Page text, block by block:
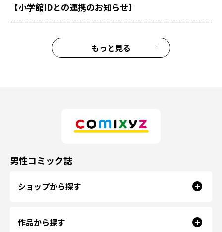
【小学館IDとの連携のお知らせ】
もっと見る
男性コミック誌
ショップから探す
作品から探す